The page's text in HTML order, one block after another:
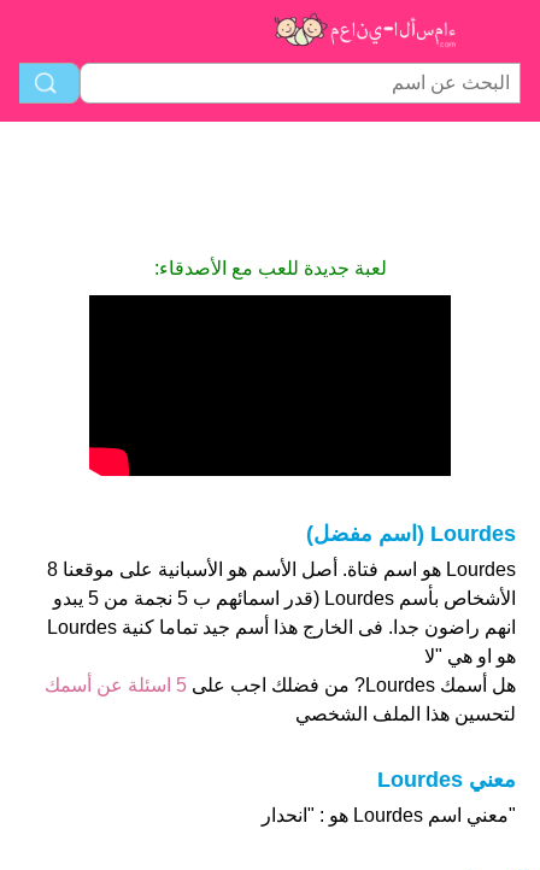
لعبة جديدة للعب مع الأصدقاء:
Lourdes (اسم مفضل)
Lourdes هو اسم فتاة. أصل الأسم هو الأسبانية على موقعنا 8
الأشخاص بأسم Lourdes (قدر اسمائهم ب 5 نجمة من 5 يبدو
انهم راضون جدا. فى الخارج هذا أسم جيد تماما كنية Lourdes
هو او هي "لا
هل أسمك Lourdes? من فضلك اجب على
5 اسئلة عن أسمك
لتحسين هذا الملف الشخصي
معني Lourdes
"معني اسم Lourdes هو : "انحدار